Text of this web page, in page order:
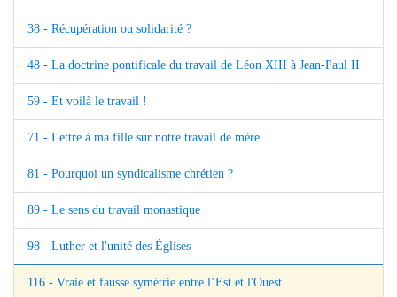
38 - Récupération ou solidarité ?
48 - La doctrine pontificale du travail de Léon XIII à Jean-Paul II
59 - Et voilà le travail !
71 - Lettre à ma fille sur notre travail de mère
81 - Pourquoi un syndicalisme chrétien ?
89 - Le sens du travail monastique
98 - Luther et l'unité des Églises
116 - Vraie et fausse symétrie entre l’Est et l'Ouest